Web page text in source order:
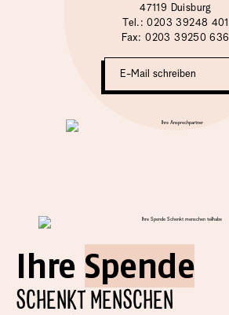
47119 Duisburg
Tel.: 0203 39248 401
Fax: 0203 39250 636
E-Mail schreiben
Ihre Spende
SCHENKT MENSCHEN